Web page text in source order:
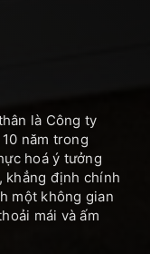
là Công ty
năm trong
hoá ý tưởng
khẳng định chính
một không gian
mái và ấm